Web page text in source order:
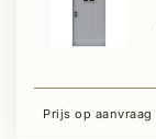
Prijs op aanvraag